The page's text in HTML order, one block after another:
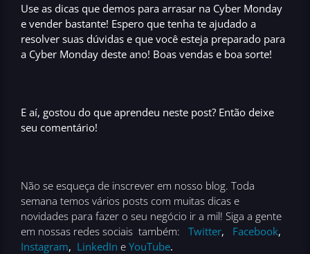
Use as dicas que demos para arrasar na Cyber Monday
e vender bastante! Espero que tenha te ajudado a
resolver suas dúvidas e que você esteja preparado para
a Cyber Monday deste ano! Boas vendas e boa sorte!
E aí, gostou do que aprendeu neste post? Então deixe
seu comentário!
Não se esqueça de inscrever em nosso blog. Toda
semana temos vários posts com muitas dicas e
novidades para fazer o seu negócio ir a mil! Siga a gente
em nossas redes sociais também: Twitter, Facebook,
Instagram, LinkedIn e YouTube.